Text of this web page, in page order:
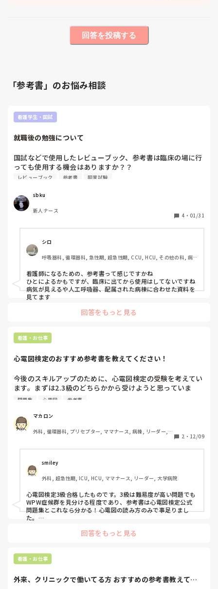
回答を投稿する
「参考書」のお悩み相談
看護学生・国試
就職後の勉強について
国試などで使用したレビューブック、参考書は臨床の場に行
っても使用する機会はありますか？？
学校の教材の方がいいなどありましたら教えてください！
レビューブック 参考書 国家試験
sbku
新人ナース
4 ・ 01/31
シロ
呼吸器科, 循環器科, 急性期, 超急性期, CCU, HCU, その他の科, 病
看護師になるための、参考書って感じですかね
ひとによるかもですが、臨床に出てから使用はしてないですね
病気が見えるや人工呼吸器、配属された病棟に合わせた資料を
見てます
回答をもっと見る
看護・お仕事
心電図検定のおすすめ参考書を教えてください！
今後のスキルアップのために、心電図検定の受験を考えてい
ます。まずは2.3級のどちらかから受けようと思っていま
す。
迷っています。
実際に心電図検定を受けられた方で、「この本が分かりやす
かった」「これはあまり使わなかった」などあれば、具体的
問題集 心電図 参考書
マカロン
外科, 循環器科, プリセプター, ママナース, 病棟, リーダー,
2 ・ 12/09
smiley
外科, 超急性期, ICU, HCU, ママナース, リーダー, 大学病院
心電図検定3級合格したものです。3級は難易度が高い問題でも
WPW症候群を見分ける程度であり、参考書は心電図検定公式
問題集とこれなら分かる！心電図の読み方のみで事足りまし
た。
ましたが、こちらは全く使用せず、受験された方に聞くと2級
回答をもっと見る
看護・お仕事
外来、クリニックで働いてる方 おすすめの参考書教えて下